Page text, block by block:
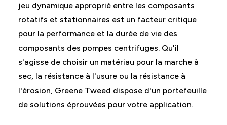
jeu dynamique approprié entre les composants
rotatifs et stationnaires est un facteur critique
pour la performance et la durée de vie des
composants des pompes centrifuges. Qu'il
s'agisse de choisir un matériau pour la marche à
sec, la résistance à l'usure ou la résistance à
l'érosion, Greene Tweed dispose d'un portefeuille
de solutions éprouvées pour votre application.